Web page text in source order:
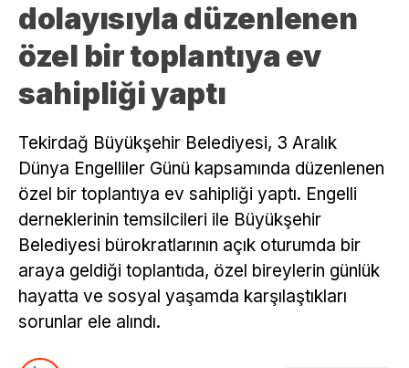
dolayısıyla düzenlenen
özel bir toplantıya ev
sahipliği yaptı
Tekirdağ Büyükşehir Belediyesi, 3 Aralık
Dünya Engelliler Günü kapsamında düzenlenen
özel bir toplantıya ev sahipliği yaptı. Engelli
derneklerinin temsilcileri ile Büyükşehir
Belediyesi bürokratlarının açık oturumda bir
araya geldiği toplantıda, özel bireylerin günlük
hayatta ve sosyal yaşamda karşılaştıkları
sorunlar ele alındı.